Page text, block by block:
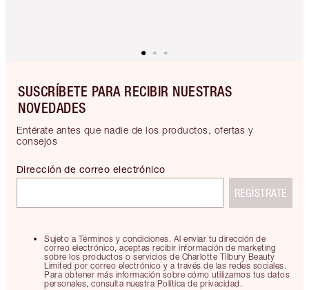
SUSCRÍBETE PARA RECIBIR NUESTRAS
NOVEDADES
Entérate antes que nadie de los productos, ofertas y
consejos
Sujeto a Términos y condiciones. Al enviar tu dirección de
correo electrónico, aceptas recibir información de marketing
sobre los productos o servicios de Charlotte Tilbury Beauty
Limited por correo electrónico y a través de las redes sociales.
Para obtener más información sobre cómo utilizamos tus datos
personales, consulta nuestra Política de privacidad.
Dirección de correo electrónico
REGÍSTRATE